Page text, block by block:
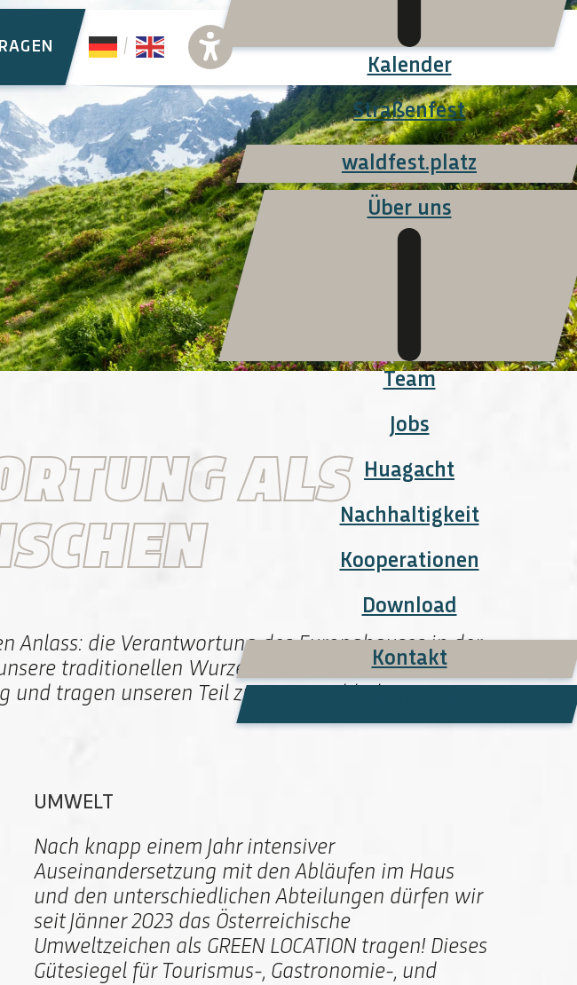
Kalender
Straßenfest
waldfest.platz
Über uns
Team
Jobs
Huagacht
Nachhaltigkeit
Kooperationen
Download
Kontakt
ALS
Anlass: die Verantwortung des Europahauses in der
traditionellen Wurzeln mit dem Weitblick über den
tragen unseren Teil zu einer nachhaltigen
UMWELT
Nach knapp einem Jahr intensiver
Auseinandersetzung mit den Abläufen im Haus
und den unterschiedlichen Abteilungen dürfen wir
seit Jänner 2023 das Österreichische
Umweltzeichen als GREEN LOCATION tragen! Dieses
Gütesiegel für Tourismus-, Gastronomie-, und